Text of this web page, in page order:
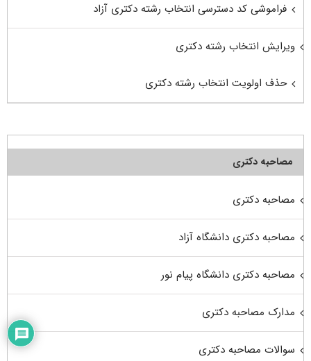
فراموشی کد دسترسی انتخاب رشته دکتری آزاد
ویرایش انتخاب رشته دکتری
حذف اولویت انتخاب رشته دکتری
مصاحبه دکتری
مصاحبه دکتری
مصاحبه دکتری دانشگاه آزاد
مصاحبه دکتری دانشگاه پیام نور
مدارک مصاحبه دکتری
سوالات مصاحبه دکتری